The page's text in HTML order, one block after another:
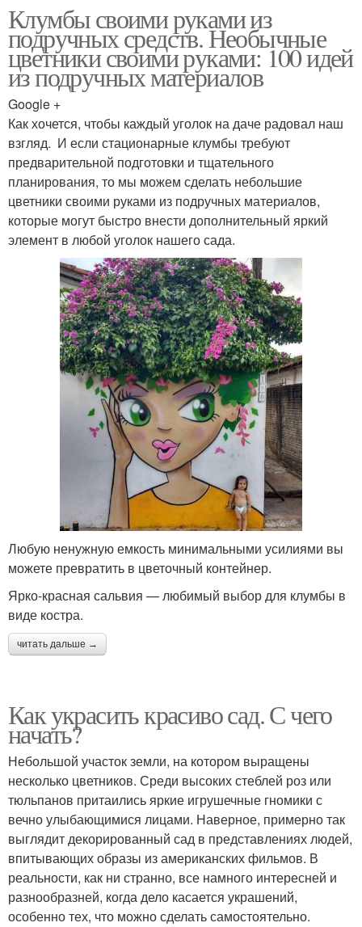
Клумбы своими руками из
подручных средств. Необычные
цветники своими руками: 100 идей
из подручных материалов
Google +
Как хочется, чтобы каждый уголок на даче радовал наш
взгляд. И если стационарные клумбы требуют
предварительной подготовки и тщательного
планирования, то мы можем сделать небольшие
цветники своими руками из подручных материалов,
которые могут быстро внести дополнительный яркий
элемент в любой уголок нашего сада.
Любую ненужную емкость минимальными усилиями вы
можете превратить в цветочный контейнер.
Ярко-красная сальвия — любимый выбор для клумбы в
виде костра.
читать дальше →
Как украсить красиво сад. С чего
начать?
Небольшой участок земли, на котором выращены
несколько цветников. Среди высоких стеблей роз или
тюльпанов притаились яркие игрушечные гномики с
вечно улыбающимися лицами. Наверное, примерно так
выглядит декорированный сад в представлениях людей,
впитывающих образы из американских фильмов. В
реальности, как ни странно, все намного интересней и
разнообразней, когда дело касается украшений,
особенно тех, что можно сделать самостоятельно.